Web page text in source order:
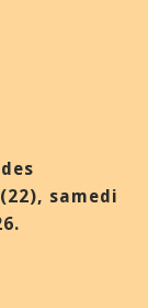
samedi